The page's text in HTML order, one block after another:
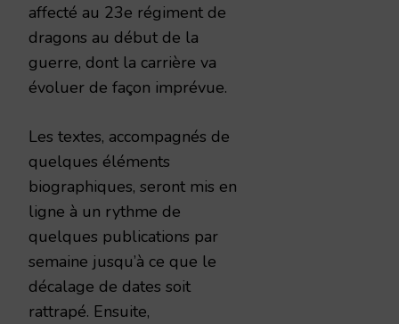
affecté au 23e régiment de
dragons au début de la
guerre, dont la carrière va
évoluer de façon imprévue.
Les textes, accompagnés de
quelques éléments
biographiques, seront mis en
ligne à un rythme de
quelques publications par
semaine jusqu’à ce que le
décalage de dates soit
rattrapé. Ensuite,